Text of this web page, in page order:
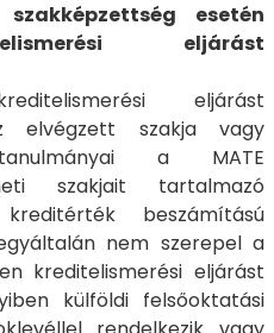
esetén
eljárást
eljárást
elvégzett szakja vagy
a MATE
szakjait tartalmazó
beszámítású
nem szerepel a
kreditelismerési eljárást
külföldi felsőoktatási